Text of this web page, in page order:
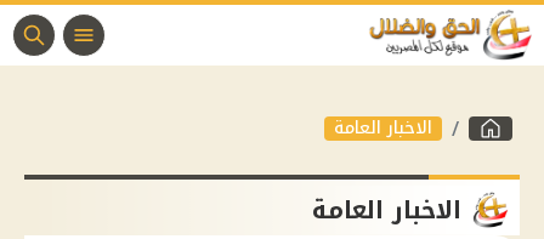
الاخبار العامة
الاخبار العامة